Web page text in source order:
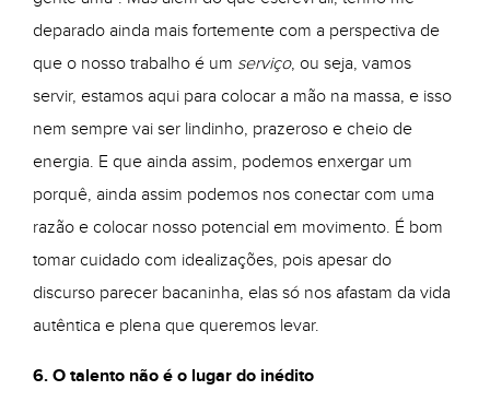
deparado ainda mais fortemente com a perspectiva de
que o nosso trabalho é um serviço, ou seja, vamos
servir, estamos aqui para colocar a mão na massa, e isso
nem sempre vai ser lindinho, prazeroso e cheio de
energia. E que ainda assim, podemos enxergar um
porquê, ainda assim podemos nos conectar com uma
razão e colocar nosso potencial em movimento. É bom
tomar cuidado com idealizações, pois apesar do
discurso parecer bacaninha, elas só nos afastam da vida
autêntica e plena que queremos levar.
6. O talento não é o lugar do inédito